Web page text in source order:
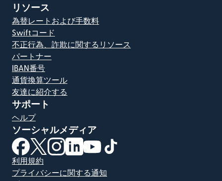
リソース
為替レートおよび手数料
Swiftコード
不正行為、詐欺に関するリソース
パートナー
IBAN番号
通貨換算ツール
友達に紹介する
サポート
ヘルプ
ソーシャルメディア
（別ウィンドウで開きます）
（別ウィンドウで開きます）
（別ウィンドウで開きます）
（別ウィンドウで開きます）
（別ウィンドウで開きます）
利用規約
プライバシーに関する通知